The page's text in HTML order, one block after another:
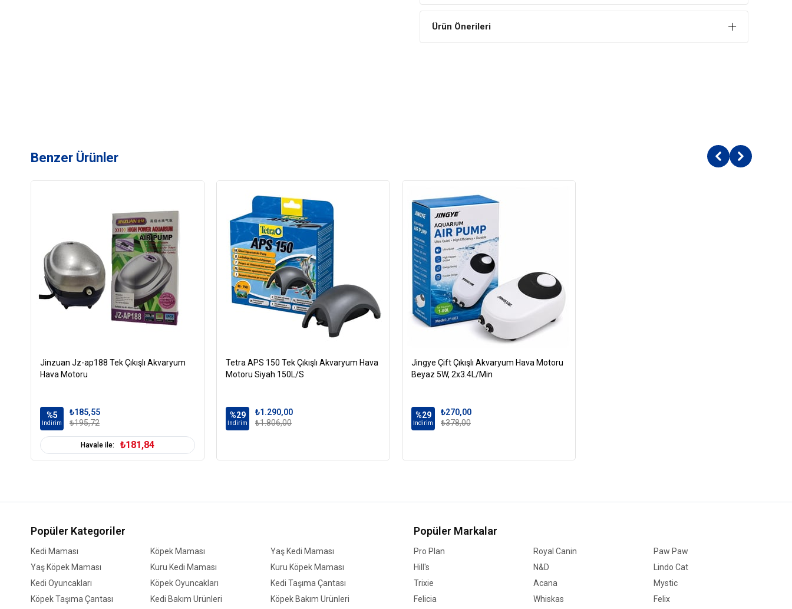
Ürün Önerileri
Benzer Ürünler
Jinzuan Jz-ap188 Tek Çıkışlı Akvaryum
Hava Motoru
%5
İndirim
₺185,55
₺195,72
Havale ile: ₺181,84
Tetra APS 150 Tek Çıkışlı Akvaryum Hava
Motoru Siyah 150L/S
%29
İndirim
₺1.290,00
₺1.806,00
Jingye Çift Çıkışlı Akvaryum Hava Motoru
Beyaz 5W, 2x3.4L/Min
%29
İndirim
₺270,00
₺378,00
Popüler Kategoriler
Kedi Maması Köpek Maması
Yaş Kedi Maması
Yaş Köpek Maması
Kuru Kedi Maması
Kuru Köpek Maması
Kedi Oyuncakları
Köpek Oyuncakları
Kedi Taşıma Çantası
Köpek Taşıma Çantası
Kedi Bakım Ürünleri
Köpek Bakım Ürünleri
Popüler Markalar
Pro Plan Royal Canin
Paw Paw
Hill's
N&D
Lindo Cat
Trixie
Acana
Mystic
Felicia
Whiskas
Felix